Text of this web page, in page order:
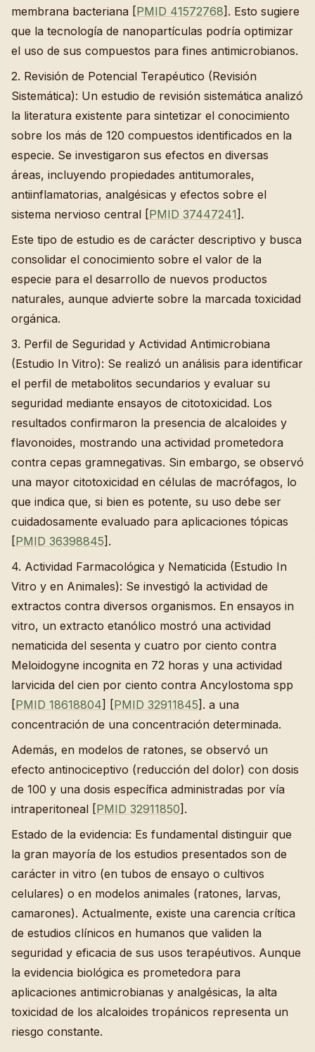
membrana bacteriana [PMID 41572768]. Esto sugiere
que la tecnología de nanopartículas podría optimizar
el uso de sus compuestos para fines antimicrobianos.
2. Revisión de Potencial Terapéutico (Revisión
Sistemática): Un estudio de revisión sistemática analizó
la literatura existente para sintetizar el conocimiento
sobre los más de 120 compuestos identificados en la
especie. Se investigaron sus efectos en diversas
áreas, incluyendo propiedades antitumorales,
antiinflamatorias, analgésicas y efectos sobre el
sistema nervioso central [PMID 37447241].
Este tipo de estudio es de carácter descriptivo y busca
consolidar el conocimiento sobre el valor de la
especie para el desarrollo de nuevos productos
naturales, aunque advierte sobre la marcada toxicidad
orgánica.
3. Perfil de Seguridad y Actividad Antimicrobiana
(Estudio In Vitro): Se realizó un análisis para identificar
el perfil de metabolitos secundarios y evaluar su
seguridad mediante ensayos de citotoxicidad. Los
resultados confirmaron la presencia de alcaloides y
flavonoides, mostrando una actividad prometedora
contra cepas gramnegativas. Sin embargo, se observó
una mayor citotoxicidad en células de macrófagos, lo
que indica que, si bien es potente, su uso debe ser
cuidadosamente evaluado para aplicaciones tópicas
[PMID 36398845].
4. Actividad Farmacológica y Nematicida (Estudio In
Vitro y en Animales): Se investigó la actividad de
extractos contra diversos organismos. En ensayos in
vitro, un extracto etanólico mostró una actividad
nematicida del sesenta y cuatro por ciento contra
Meloidogyne incognita en 72 horas y una actividad
larvicida del cien por ciento contra Ancylostoma spp
[PMID 18618804] [PMID 32911845]. a una
concentración de una concentración determinada.
Además, en modelos de ratones, se observó un
efecto antinociceptivo (reducción del dolor) con dosis
de 100 y una dosis específica administradas por vía
intraperitoneal [PMID 32911850].
Estado de la evidencia: Es fundamental distinguir que
la gran mayoría de los estudios presentados son de
carácter in vitro (en tubos de ensayo o cultivos
celulares) o en modelos animales (ratones, larvas,
camarones). Actualmente, existe una carencia crítica
de estudios clínicos en humanos que validen la
seguridad y eficacia de sus usos terapéutivos. Aunque
la evidencia biológica es prometedora para
aplicaciones antimicrobianas y analgésicas, la alta
toxicidad de los alcaloides tropánicos representa un
riesgo constante.